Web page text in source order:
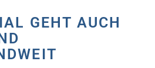
GEHT AUCH